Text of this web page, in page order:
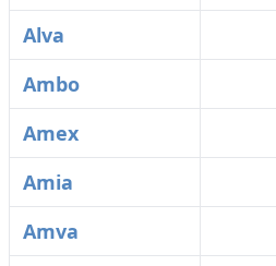
Alva
Ambo
Amex
Amia
Amva